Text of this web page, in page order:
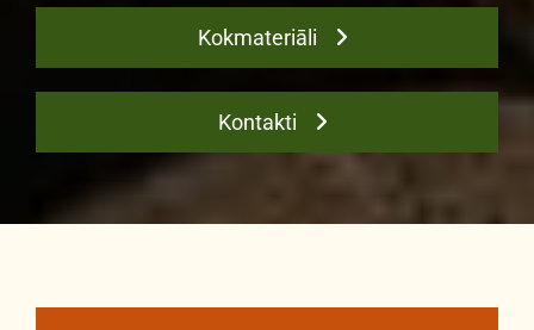
Kokmateriāli
Kontakti